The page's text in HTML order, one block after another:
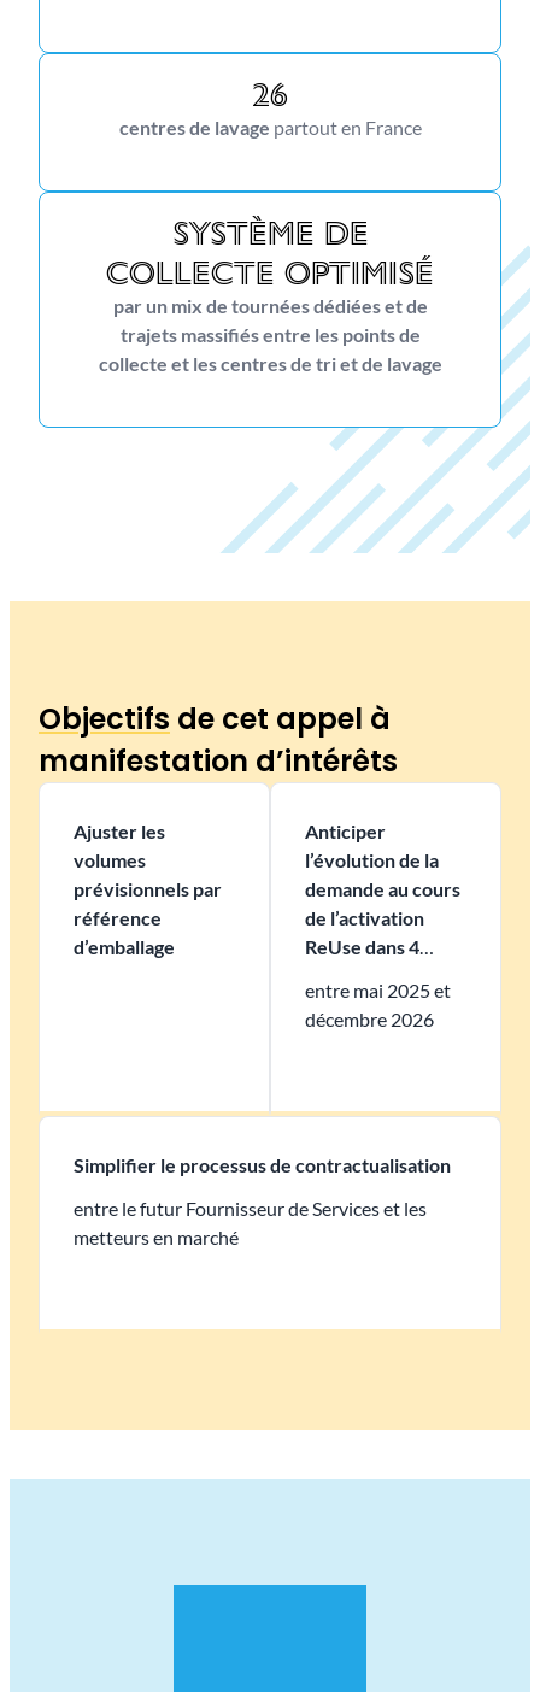
26
centres de lavage partout en France
système de
collecte optimisé
par un mix de tournées dédiées et de
trajets massifiés entre les points de
collecte et les centres de tri et de lavage
Objectifs de cet appel à
manifestation d’intérêts
Ajuster les
volumes
prévisionnels par
référence
d’emballage
Anticiper
l’évolution de la
demande au cours
de l’activation
ReUse dans 4
entre mai 2025 et
décembre 2026
Simplifier le processus de contractualisation
entre le futur Fournisseur de Services et les
metteurs en marché